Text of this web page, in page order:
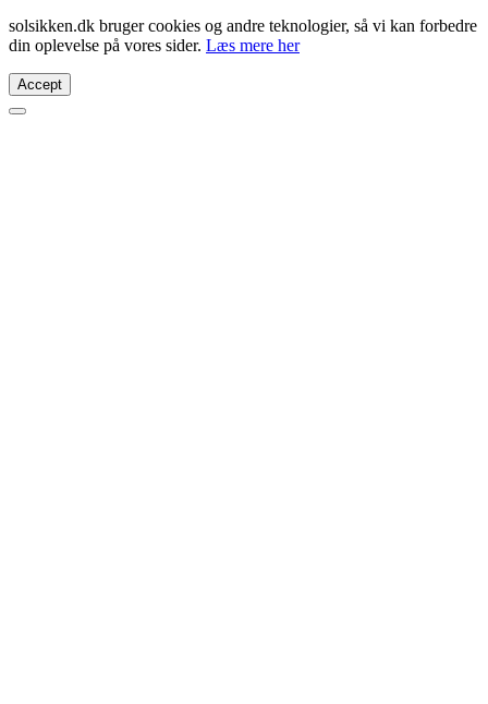
solsikken.dk bruger cookies og andre teknologier, så vi kan forbedre
din oplevelse på vores sider. Læs mere her
Accept